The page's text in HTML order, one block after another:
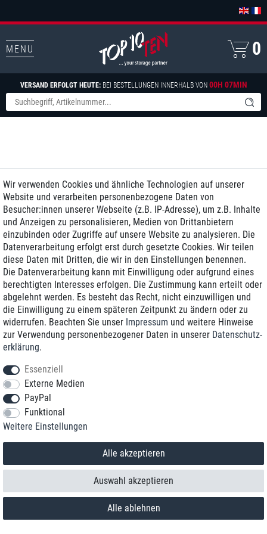
MENU
VERSAND ERFOLGT HEUTE:BEI BESTELLUNGEN INNERHALB VON 00H 07MIN
0
Vertrag widerrufen
Wir verwenden Cookies und ähnliche Technologien auf unserer
Website und verarbeiten personenbezogene Daten von
Besucher:innen unserer Webseite (z.B. IP-Adresse), um z.B. Inhalte
und Anzeigen zu personalisieren, Medien von Drittanbietern
einzubinden oder Zugriffe auf unsere Website zu analysieren. Die
Datenverarbeitung erfolgt erst durch gesetzte Cookies. Wir teilen
diese Daten mit Dritten, die wir in den Einstellungen benennen.
Die Datenverarbeitung kann mit Einwilligung oder aufgrund eines
berechtigten Interesses erfolgen. Die Zustimmung kann erteilt oder
abgelehnt werden. Es besteht das Recht, nicht einzuwilligen und
die Einwilligung zu einem späteren Zeitpunkt zu ändern oder zu
widerrufen. Beachten Sie unser Impressum und weitere Hinweise
zur Verwendung personenbezogener Daten in unserer Daten­schutz­
erklärung.
Essenziell
Externe Medien
PayPal
Funktional
Weitere Einstellungen
Alle akzeptieren
Alle ablehnen
Auswahl akzeptieren